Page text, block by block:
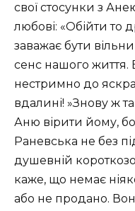
свої стосунки з
любові: «Обійти то
заважає бути
сенс нашого
нестримно до
вдалині! »Знову ж
Аню вірити йому,
Раневська не без
душевній
каже, що немає
або не продано.